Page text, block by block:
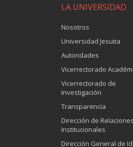
LA UNIVERSIDAD
Nosotros
Universidad Jesuita
Autoridades
Vicerrectorado
Vicerrectorado de
Investigación
Transparencia
Dirección de Relaciones
Institucionales
Dirección General de